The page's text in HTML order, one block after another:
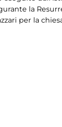
la
per la